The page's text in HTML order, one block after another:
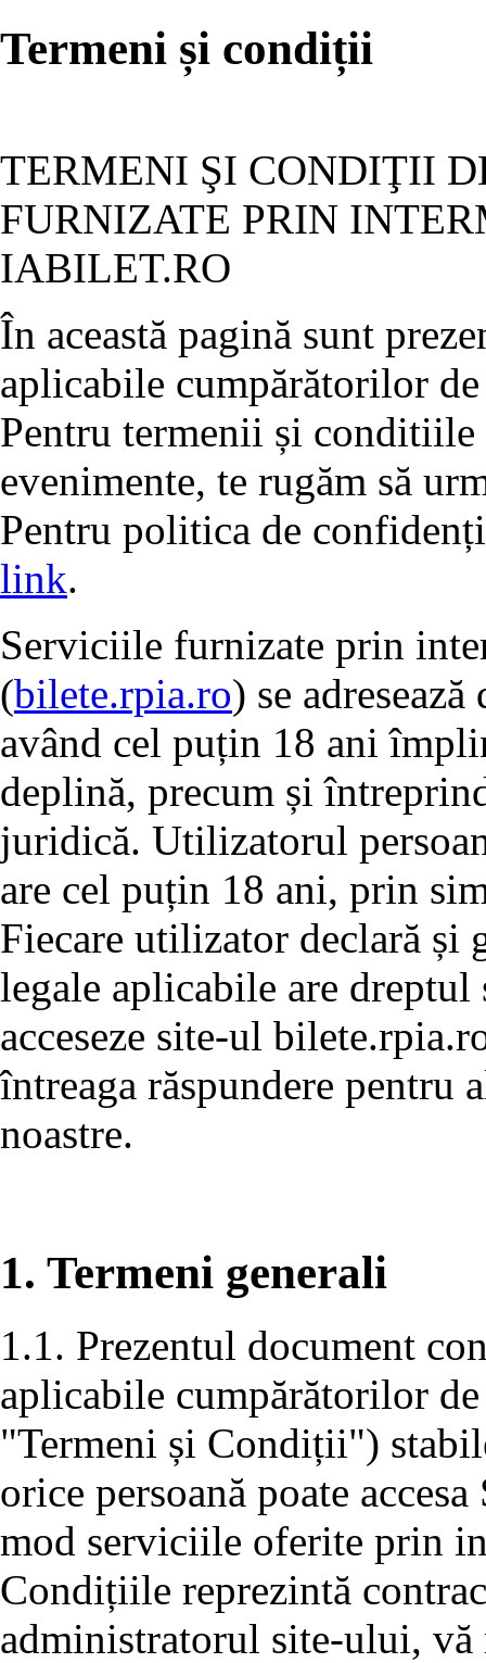
Termeni și condiții
TERMENI ŞI CONDIŢII
FURNIZATE PRIN
IABILET.RO
În această pagină sunt
aplicabile cumpărătorilor
Pentru termenii și
evenimente, te rugăm să
Pentru politica de
link.
Serviciile furnizate prin
(bilete.rpia.ro) se
având cel puțin 18 ani
deplină, precum și
juridică. Utilizatorul
are cel puțin 18 ani, prin
Fiecare utilizator declară și
legale aplicabile are
acceseze site-ul
întreaga răspundere pentru
noastre.
1. Termeni generali
1.1. Prezentul document
aplicabile cumpărătorilor
"Termeni și Condiții")
orice persoană poate
mod serviciile oferite prin
Condițiile reprezintă
administratorul site-ului,